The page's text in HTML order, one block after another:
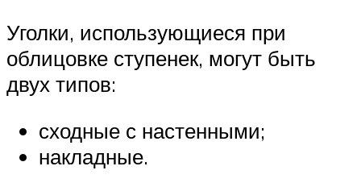
Уголки, использующиеся при
облицовке ступенек, могут быть
двух типов:
сходные с настенными;
накладные.